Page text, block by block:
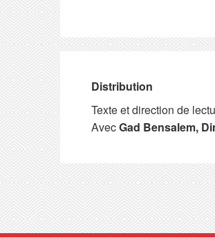
Distribution
Texte et direction de
AvecGad Bensalem,